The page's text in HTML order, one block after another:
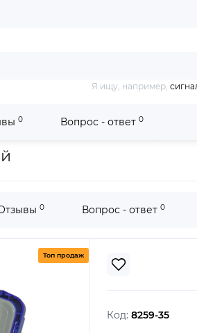
Я ищу, например,
0 Вопрос - ответ 0
0 Вопрос - ответ 0
Топ продаж
Код: 8259-35